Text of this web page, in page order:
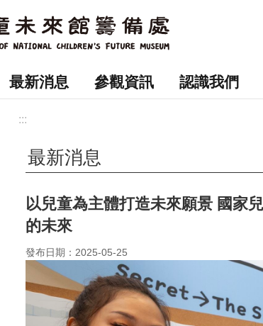
最新消息 參觀資訊 認識我們
:::
最新消息
以兒童為主體打造未來願景 國家
的未來
發布日期：2025-05-25